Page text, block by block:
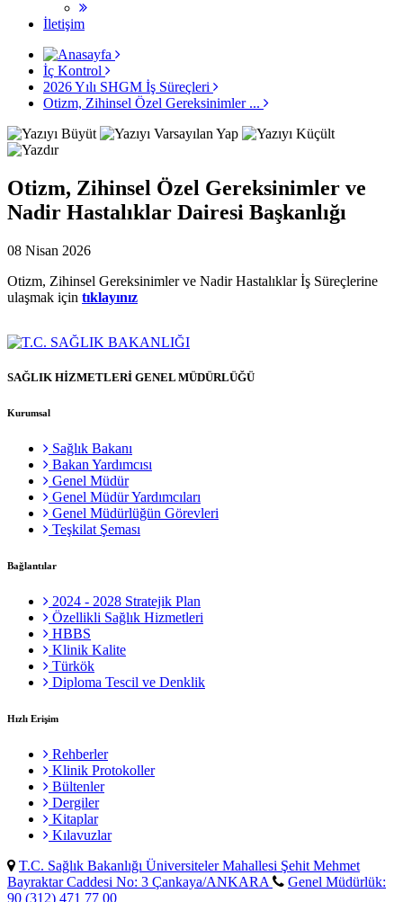
İletişim
İç Kontrol
2026 Yılı SHGM İş Süreçleri
Otizm, Zihinsel Özel Gereksinimler ...
Otizm, Zihinsel Özel Gereksinimler ve
Nadir Hastalıklar Dairesi Başkanlığı
08 Nisan 2026
Otizm, Zihinsel Gereksinimler ve Nadir Hastalıklar İş Süreçlerine
ulaşmak için tıklayınız
SAĞLIK HİZMETLERİ GENEL MÜDÜRLÜĞÜ
Kurumsal
Sağlık Bakanı
Bakan Yardımcısı
Genel Müdür
Genel Müdür Yardımcıları
Genel Müdürlüğün Görevleri
Teşkilat Şeması
Bağlantılar
2024 - 2028 Stratejik Plan
Özellikli Sağlık Hizmetleri
HBBS
Klinik Kalite
Türkök
Diploma Tescil ve Denklik
Hızlı Erişim
Rehberler
Klinik Protokoller
Bültenler
Dergiler
Kitaplar
Kılavuzlar
T.C. Sağlık Bakanlığı Üniversiteler Mahallesi Şehit Mehmet
Bayraktar Caddesi No: 3 Çankaya/ANKARA
Genel Müdürlük:
90 (312) 471 77 00